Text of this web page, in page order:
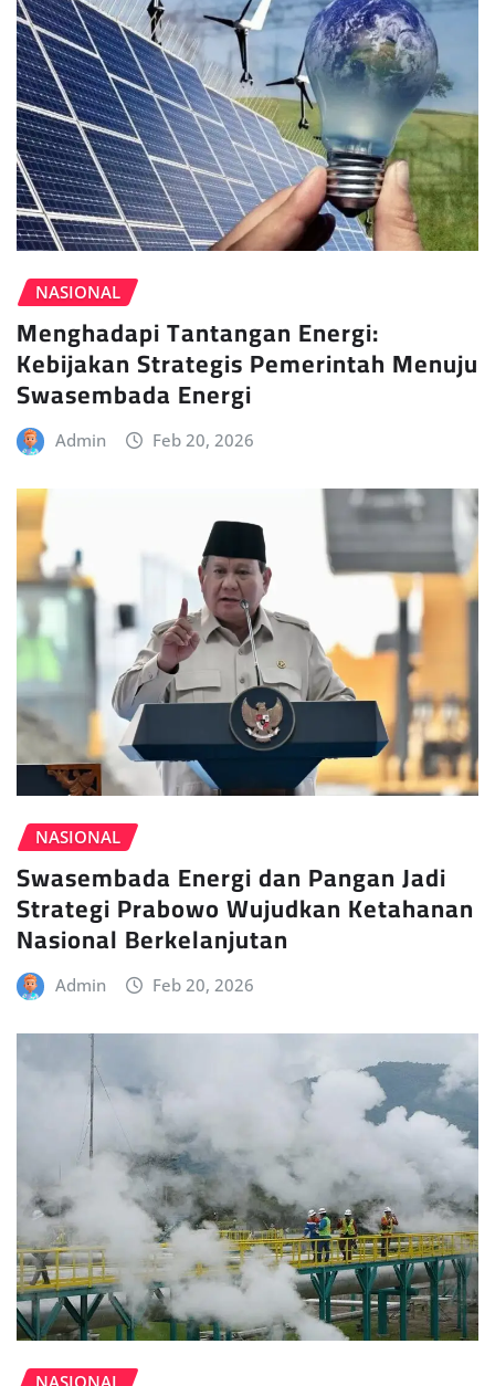
NASIONAL
Menghadapi Tantangan Energi:
Kebijakan Strategis Pemerintah Menuju
Swasembada Energi
Admin Feb 20, 2026
NASIONAL
Swasembada Energi dan Pangan Jadi
Strategi Prabowo Wujudkan Ketahanan
Nasional Berkelanjutan
Admin Feb 20, 2026